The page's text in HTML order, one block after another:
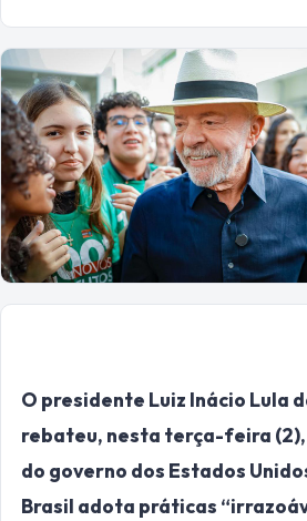
O presidente Luiz Inácio Lula
rebateu, nesta terça-feira
do governo dos Estados
Brasil adota práticas